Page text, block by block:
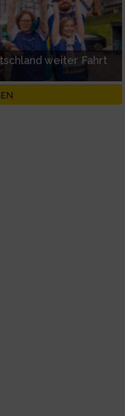
weiter Fahrt